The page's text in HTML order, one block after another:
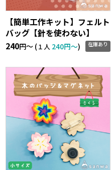
【簡単工作キット】フェルト
バッグ【針を使わない】
240円〜 (１人 240円〜) 在庫あり